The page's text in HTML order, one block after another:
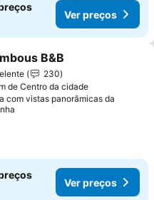
Ver preços
aos favoritos
B&B
230
de Centro da cidade
com vistas panorâmicas da
Ver preços